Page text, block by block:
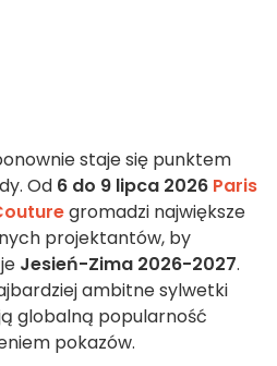
staje się punktem
Od 6 do 9 lipca 2026 Paris
gromadzi największe
projektantów, by
Jesień-Zima 2026-2027.
ambitne sylwetki
globalną popularność
pokazów.